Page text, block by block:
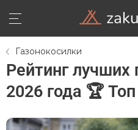
Газонокосилки
Рейтинг лучших
2026 года 🏆